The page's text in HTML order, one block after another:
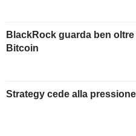
BlackRock guarda ben oltre
Bitcoin
Strategy cede alla